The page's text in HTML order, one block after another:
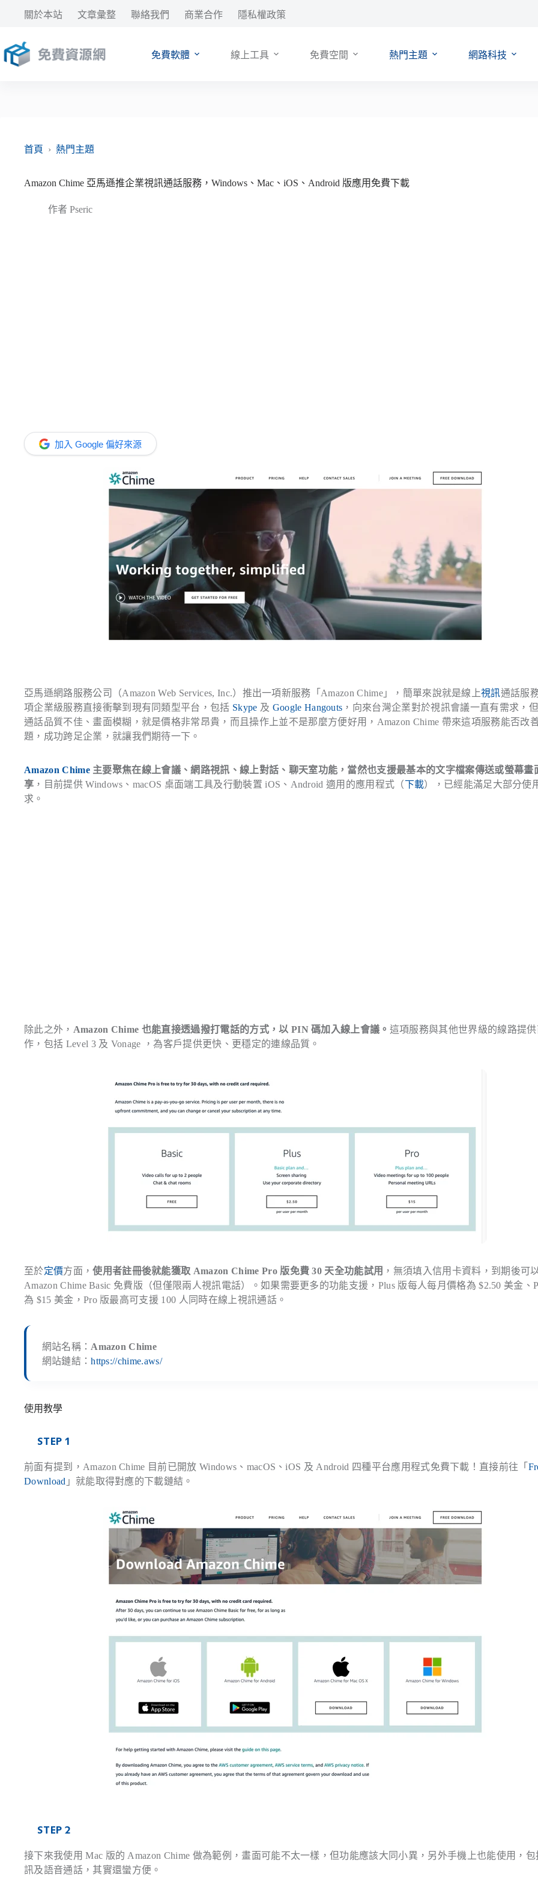
要
內
關於本站 文章彙整 聯絡我們 商業合作 隱私權政策
免費軟體 線上工具 免費空間 熱門主題 網路科技
首頁 › 熱門主題
Amazon Chime 亞馬遜推企業視訊通話服務，Windows、Mac、iOS、Android 版應用免費下載
作者 Pseric
加入 Google 偏好來源
亞馬遜網路服務公司（Amazon Web Services, Inc.）推出一項新服務「Amazon Chime」，簡單來說就是線上視訊通話服
項企業級服務直接衝擊到現有同類型平台，包括 Skype 及 Google Hangouts ，向來台灣企業對於視訊會議一直有需求，
通話品質不佳、畫面模糊，就是價格非常昂貴，而且操作上並不是那麼方便好用，Amazon Chime 帶來這項服務能否改
題，成功跨足企業，就讓我們期待一下。
Amazon Chime主要聚焦在線上會議、網路視訊、線上對話、聊天室功能，當然也支援最基本的文字檔案傳送或螢幕畫
享 ，目前提供 Windows、macOS 桌面端工具及行動裝置 iOS、Android 適用的應用程式（下載），已經能滿足大部分使
求。
除此之外， Amazon Chime 也能直接透過撥打電話的方式，以 PIN 碼加入線上會議。 這項服務與其他世界級的線路提
作，包括 Level 3 及 Vonage ，為客戶提供更快、更穩定的連線品質。
至於定價方面，使用者註冊後就能獲取 Amazon Chime Pro 版免費 30 天全功能試用 ，無須填入信用卡資料，到期後可
Amazon Chime Basic 免費版（但僅限兩人視訊電話）。如果需要更多的功能支援，Plus 版每人每月價格為 $2.50 美金、
為 $15 美金，Pro 版最高可支援 100 人同時在線上視訊通話。
網站名稱： Amazon Chime
網站鏈結：https://chime.aws/
使用教學
STEP 1
前面有提到，Amazon Chime 目前已開放 Windows、macOS、iOS 及 Android 四種平台應用程式免費下載！直接前往「
Download 」就能取得對應的下載鏈結。
STEP 2
接下來我使用 Mac 版的 Amazon Chime 做為範例，畫面可能不太一樣，但功能應該大同小異，另外手機上也能使用，包
訊及語音通話，其實還蠻方便。